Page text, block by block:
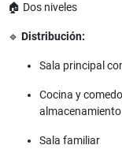
🏠 Dos niveles
🔹 Distribución:
Sala principal
Cocina y
almacenamiento
Sala familiar